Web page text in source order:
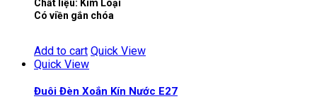
Chất liệu: Kim Loại
Có viền gắn chóa
Add to cart Quick View
Quick View
Đuôi Đèn Xoắn Kín Nước E27